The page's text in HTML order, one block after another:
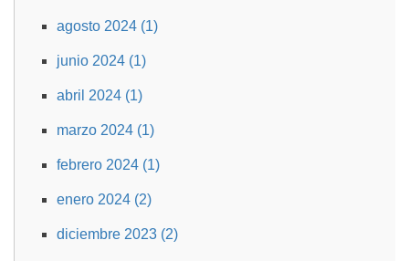
agosto 2024 (1)
junio 2024 (1)
abril 2024 (1)
marzo 2024 (1)
febrero 2024 (1)
enero 2024 (2)
diciembre 2023 (2)